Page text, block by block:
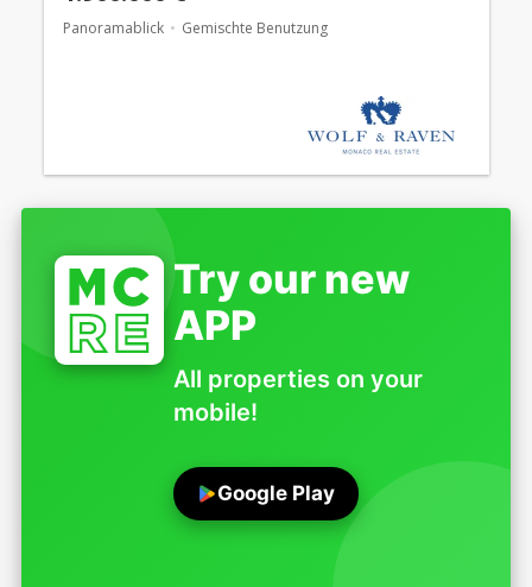
Panoramablick Gemischte Benutzung
Try our new
APP
All properties on your
mobile!
Google Play